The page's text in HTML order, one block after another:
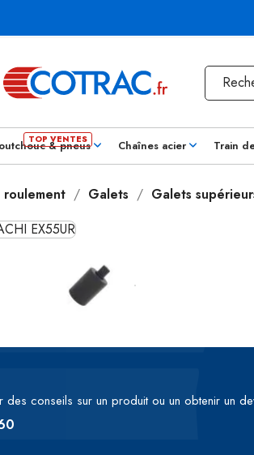
& pneus Chaînes acier Train
roulement Galets Galets
des conseils sur un produit ou un obtenir un